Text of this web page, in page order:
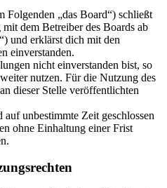
„das Board“) schließt
dem Betreiber des Boards ab
und erklärst dich mit den
einverstanden.
nicht einverstanden bist, so
nutzen. Für die Nutzung des
dieser Stelle veröffentlichten
unbestimmte Zeit geschlossen
ohne Einhaltung einer Frist